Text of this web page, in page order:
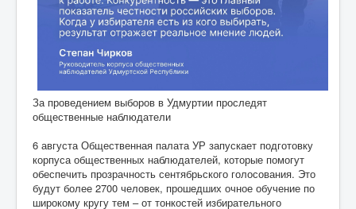
За проведением выборов в Удмуртии проследят
общественные наблюдатели
6 августа Общественная палата УР запускает подготовку
корпуса общественных наблюдателей, которые помогут
обеспечить прозрачность сентябрьского голосования. Это
будут более 2700 человек, прошедших очное обучение по
широкому кругу тем – от тонкостей избирательного